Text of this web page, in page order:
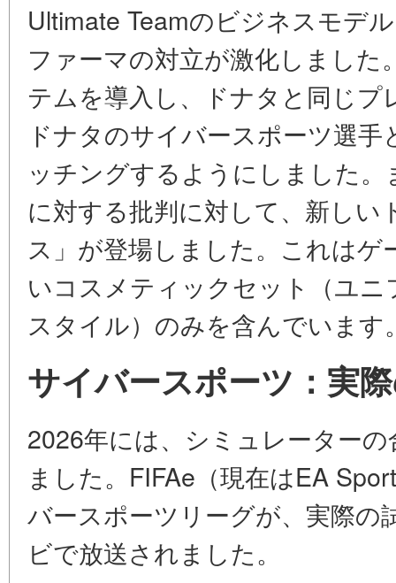
Ultimate Teamのビジネスモデ
ファーマの対立が激化しました
テムを導入し、ドナタと同じ
ドナタのサイバースポーツ選
ッチングするようにしました
に対する批判に対して、新し
ス」が登場しました。これは
いコスメティックセット（ユ
スタイル）のみを含んでいます
サイバースポーツ：実
2026年には、シミュレーター
ました。FIFAe（現在はEA
バースポーツリーグが、実際の
ビで放送されました。